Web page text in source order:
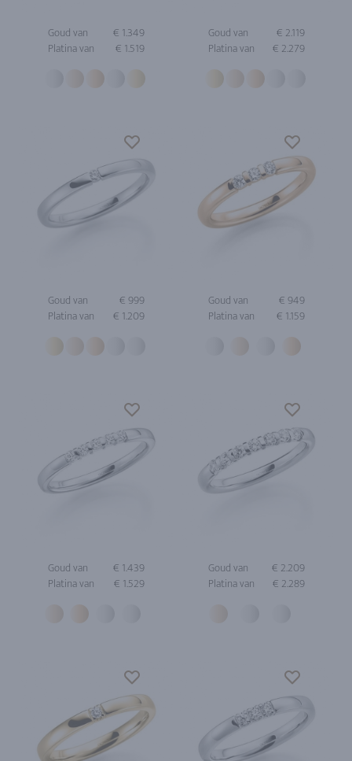
Goud van
€ 1.349
Platina van
€ 1.519
Goud van
€ 2.119
Platina van
€ 2.279
Goud van
€ 999
Platina van
€ 1.209
Goud van
€ 949
Platina van
€ 1.159
Goud van
€ 1.439
Platina van
€ 1.529
Goud van
€ 2.209
Platina van
€ 2.289